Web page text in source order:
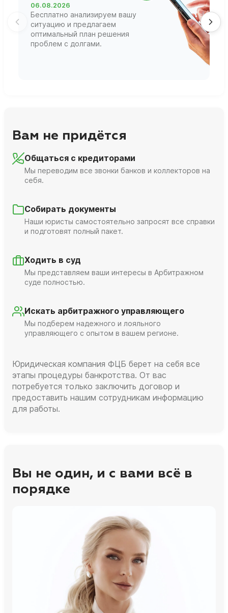
06.08.2026
Бесплатно анализируем вашу
ситуацию и предлагаем
оптимальный план решения
проблем с долгами.
Вам не придётся
Общаться с кредиторами
Мы переводим все звонки банков и коллекторов на
себя.
Собирать документы
Наши юристы самостоятельно запросят все справки
и подготовят полный пакет.
Ходить в суд
Мы представляем ваши интересы в Арбитражном
суде полностью.
Искать арбитражного управляющего
Мы подберем надежного и лояльного
управляющего с опытом в вашем регионе.
Юридическая компания ФЦБ берет на себя все
этапы процедуры банкротства. От вас
потребуется только заключить договор и
предоставить нашим сотрудникам информацию
для работы.
Вы не один, и с вами всё в
порядке